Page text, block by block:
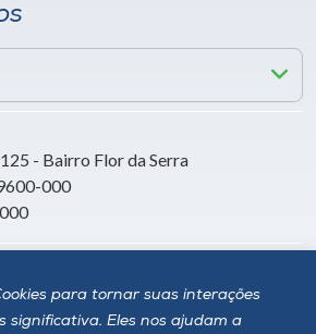
para tornar suas interações
significativa. Eles nos ajudam a
- Bairro Flor da Serra
000